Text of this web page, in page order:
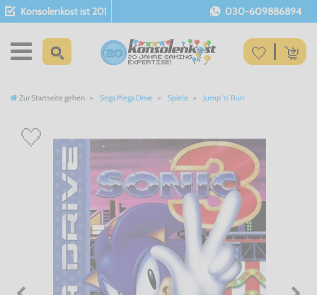
Konsolenkost ist 20! 030-609886894
Zur Startseite gehen Sega Mega Drive Spiele Jump 'n' Run